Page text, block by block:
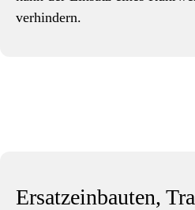
verhindern.
Ersatzeinbauten,